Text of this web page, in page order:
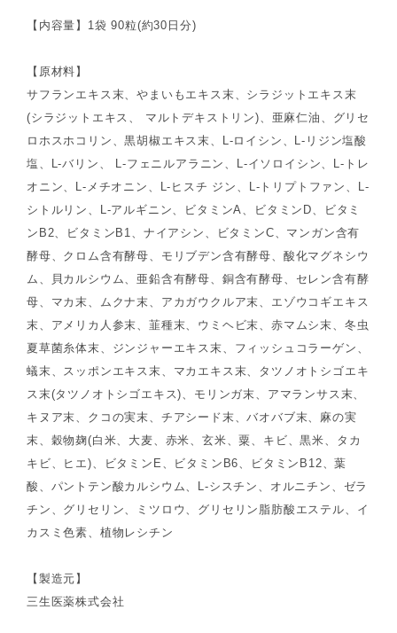
【内容量】1袋 90粒(約30日分)
【原材料】
サフランエキス末、やまいもエキス末、シラジットエキス末
(シラジットエキス、 マルトデキストリン)、亜麻仁油、グリセ
ロホスホコリン、黒胡椒エキス末、L-ロイシン、L-リジン塩酸
塩、L-バリン、 L-フェニルアラニン、L-イソロイシン、L-トレ
オニン、L-メチオニン、L-ヒスチ ジン、L-トリプトファン、L-
シトルリン、L-アルギニン、ビタミンA、ビタミンD、ビタミ
ンB2、ビタミンB1、ナイアシン、ビタミンC、マンガン含有
酵母、クロム含有酵母、モリブデン含有酵母、酸化マグネシウ
ム、貝カルシウム、亜鉛含有酵母、銅含有酵母、セレン含有酵
母、マカ末、ムクナ末、アカガウクルア末、エゾウコギエキス
末、アメリカ人参末、韮種末、ウミヘビ末、赤マムシ末、冬虫
夏草菌糸体末、ジンジャーエキス末、フィッシュコラーゲン、
蟻末、スッポンエキス末、マカエキス末、タツノオトシゴエキ
ス末(タツノオトシゴエキス)、モリンガ末、アマランサス末、
キヌア末、クコの実末、チアシード末、バオバブ末、麻の実
末、穀物麹(白米、大麦、赤米、玄米、粟、キビ、黒米、タカ
キビ、ヒエ)、ビタミンE、ビタミンB6、ビタミンB12、葉
酸、パントテン酸カルシウム、L-シスチン、オルニチン、ゼラ
チン、グリセリン、ミツロウ、グリセリン脂肪酸エステル、イ
カスミ色素、植物レシチン
【製造元】
三生医薬株式会社